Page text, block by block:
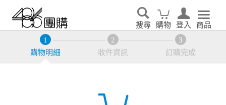
搜尋 購物 登入 商品
購物明細 收件資訊 訂購完成